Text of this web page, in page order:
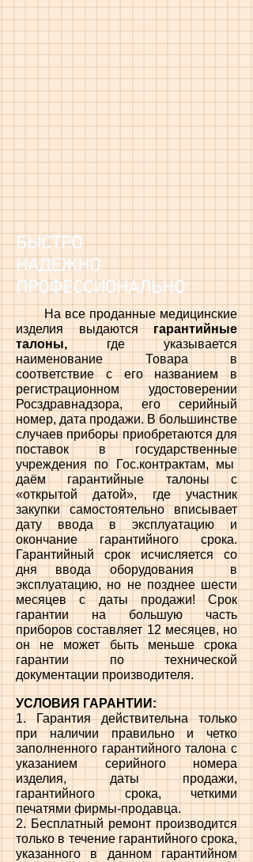
БЫСТРО
НАДЕЖНО
ПРОФЕССИОНАЛЬНО
На все проданные медицинские
изделия выдаютсягарантийные
талоны,где указывается
наименование Товара в
соответствие с его названием в
регистрационном удостоверении
Росздравнадзора, его серийный
номер, дата продажи. В большинстве
случаев приборы приобретаются для
поставок в государственные
учреждения по Гос.контрактам, мы
даём гарантийные талоны с
«открытой датой», где участник
закупки самостоятельно вписывает
дату ввода в эксплуатацию и
окончание гарантийного срока.
Гарантийный срок исчисляется со
дня ввода оборудования в
эксплуатацию, но не позднее шести
месяцев с даты продажи! Срок
гарантии на большую часть
приборов составляет 12 месяцев, но
он не может быть меньше срока
гарантии по технической
документации производителя.
УСЛОВИЯ ГАРАНТИИ:
1. Гарантия действительна только
при наличии правильно и четко
заполненного гарантийного талона с
указанием серийного номера
изделия, даты продажи,
гарантийного срока, четкими
печатями фирмы-продавца.
2. Бесплатный ремонт производится
только в течение гарантийного срока,
указанного в данном гарантийном